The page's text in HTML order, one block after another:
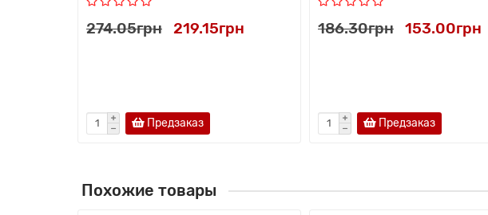
274.05грн 219.15грн
Предзаказ
186.30грн 153.00грн
Предзаказ
Похожие товары